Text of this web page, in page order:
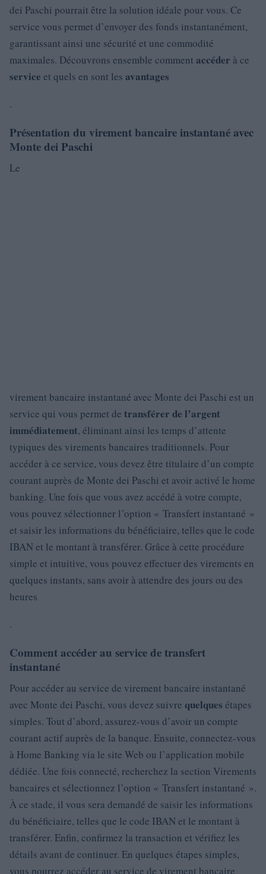
dei Paschi pourrait être la solution idéale pour vous. Ce
service vous permet d’envoyer des fonds instantanément,
garantissant ainsi une sécurité et une commodité
maximales. Découvrons ensemble comment accéder à ce
service et quels en sont les avantages
.
Présentation du virement bancaire instantané avec
Monte dei Paschi
Le
virement bancaire instantané avec Monte dei Paschi est un
service qui vous permet de transférer de l’argent
immédiatement, éliminant ainsi les temps d’attente
typiques des virements bancaires traditionnels. Pour
accéder à ce service, vous devez être titulaire d’un compte
courant auprès de Monte dei Paschi et avoir activé le home
banking. Une fois que vous avez accédé à votre compte,
vous pouvez sélectionner l’option « Transfert instantané »
et saisir les informations du bénéficiaire, telles que le code
IBAN et le montant à transférer. Grâce à cette procédure
simple et intuitive, vous pouvez effectuer des virements en
quelques instants, sans avoir à attendre des jours ou des
heures
.
Comment accéder au service de transfert
instantané
Pour accéder au service de virement bancaire instantané
avec Monte dei Paschi, vous devez suivre quelques étapes
simples. Tout d’abord, assurez-vous d’avoir un compte
courant actif auprès de la banque. Ensuite, connectez-vous
à Home Banking via le site Web ou l’application mobile
dédiée. Une fois connecté, recherchez la section Virements
bancaires et sélectionnez l’option « Transfert instantané ».
À ce stade, il vous sera demandé de saisir les informations
du bénéficiaire, telles que le code IBAN et le montant à
transférer. Enfin, confirmez la transaction et vérifiez les
détails avant de continuer. En quelques étapes simples,
vous pourrez accéder au service de virement bancaire